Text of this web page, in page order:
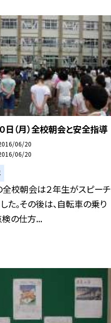
日（月）全校朝会と安全指導
06/20
06/20
校朝会は２年生がスピーチ
た。その後は、自転車の乗り
の仕方...